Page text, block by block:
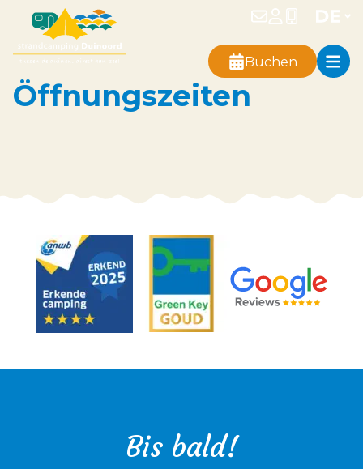
Buchen
Duinoord
Öffnungszeiten
Bis bald!